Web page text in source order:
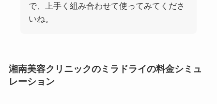
で、上手く組み合わせて使ってみてくださ
いね。
湘南美容クリニックのミラドライの料金シミュ
レーション